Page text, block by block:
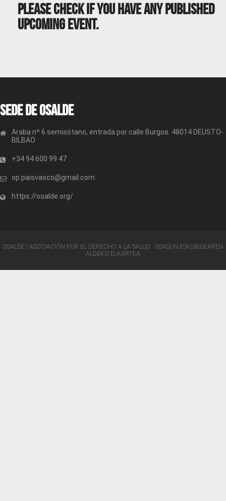
Please Check If You Have Any Published
Upcoming Event.
Sede de OSALDE
Araba nº 6 semisótano, entrada por calle Burgos. 48014 DEUSTO-
BILBAO
+34 94 600 99 47
op.paisvasco@gmail.com
https://osalde.org/
OSALDE | ASOCIACIÓN POR EL DERECHO A LA SALUD · OSASUN ESKUBIDEAREN
ALDEKO ELKARTEA